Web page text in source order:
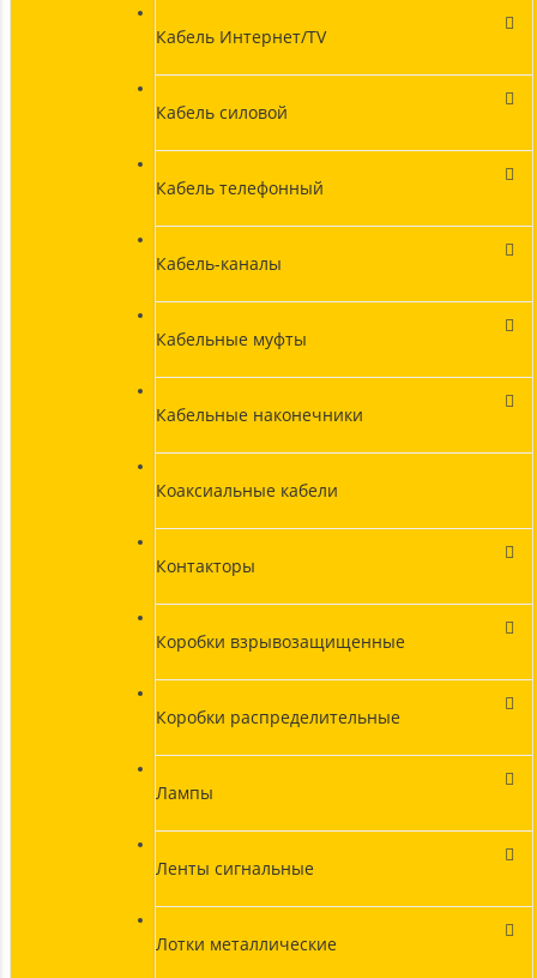
Кабель Интернет/TV
Кабель силовой
Кабель телефонный
Кабель-каналы
Кабельные муфты
Кабельные наконечники
Коаксиальные кабели
Контакторы
Коробки взрывозащищенные
Коробки распределительные
Лампы
Ленты сигнальные
Лотки металлические